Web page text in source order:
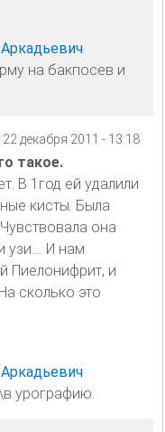
на бакпосев и
22 декабря 2011 - 13:18
такое.
В 1год ей удалили
кисты. Была
она
узи.... И нам
Пиелонифрит, и
сколько это
урографию.